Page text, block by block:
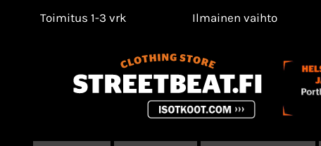
Toimitus 1-3 vrk Ilmainen vaihto